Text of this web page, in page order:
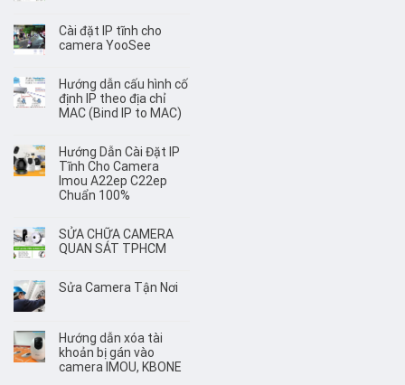
Cài đặt IP tĩnh cho
camera YooSee
Hướng dẫn cấu hình cố
định IP theo địa chỉ
MAC (Bind IP to MAC)
Hướng Dẫn Cài Đặt IP
Tĩnh Cho Camera
Imou A22ep C22ep
Chuẩn 100%
SỬA CHỮA CAMERA
QUAN SÁT TPHCM
Sửa Camera Tận Nơi
Hướng dẫn xóa tài
khoản bị gán vào
camera IMOU, KBONE